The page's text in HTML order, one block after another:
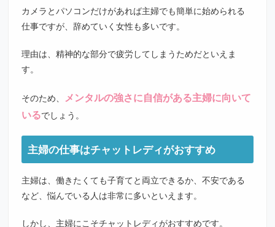
カメラとパソコンだけがあれば主婦でも簡単に始められる
仕事ですが、辞めていく女性も多いです。
理由は、精神的な部分で疲労してしまうためだといえま
す。
そのため、
メンタルの強さに自信がある主婦に向いて
いるでしょう。
主婦の仕事はチャットレディがおすすめ
主婦は、働きたくても子育てと両立できるか、不安である
など、悩んでいる人は非常に多いといえます。
しかし、主婦にこそチャットレディがおすすめです。